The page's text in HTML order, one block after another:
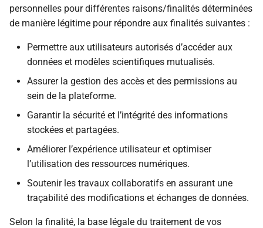
personnelles pour différentes raisons/finalités déterminées
de manière légitime pour répondre aux finalités suivantes :
Permettre aux utilisateurs autorisés d’accéder aux
données et modèles scientifiques mutualisés.
Assurer la gestion des accès et des permissions au
sein de la plateforme.
Garantir la sécurité et l’intégrité des informations
stockées et partagées.
Améliorer l’expérience utilisateur et optimiser
l’utilisation des ressources numériques.
Soutenir les travaux collaboratifs en assurant une
traçabilité des modifications et échanges de données.
Selon la finalité, la base légale du traitement de vos